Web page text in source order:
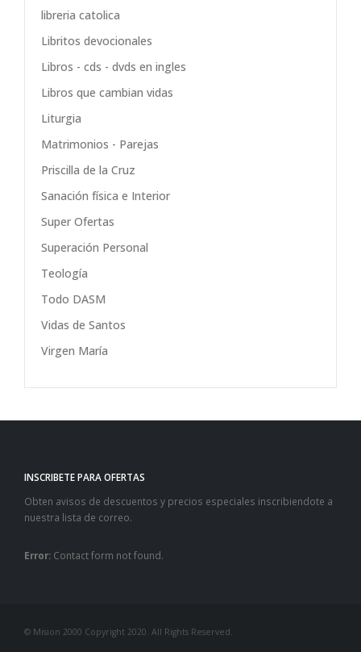
libreria catolica
Libritos devocionales
Libros - cds - dvds en ingles
Libros que cambian vidas
Liturgia
Matrimonios - Parejas
Priscilla de la Cruz
Sanación física e Interior
Super Ofertas
Superación Personal
Teología
Todo DASM
Vidas de Santos
Virgen María
INSCRIBETE PARA OFERTAS
Obten avisos de descuentos y precios especiales inscribiendote a
nuestra lista de correo.
Error: Contact form not found.
© Mision 2000 Copyright 2020. All Rights Reserved.